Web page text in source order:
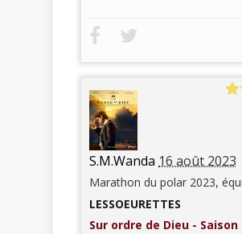
S.M.Wanda 16 août 2023
Marathon du polar 2023,
LESSOEURETTES
Sur ordre de Dieu - Saison